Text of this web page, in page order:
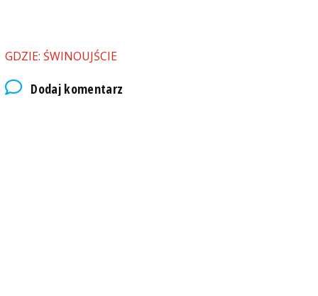
GDZIE: ŚWINOUJŚCIE
Dodaj komentarz